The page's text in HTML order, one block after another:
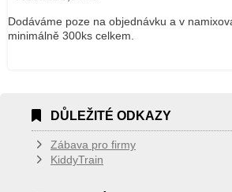
Dodáváme poze na objednávku a v
minimálně 300ks celkem.
DŮLEŽITÉ ODKAZY
Zábava pro firmy
KiddyTrain